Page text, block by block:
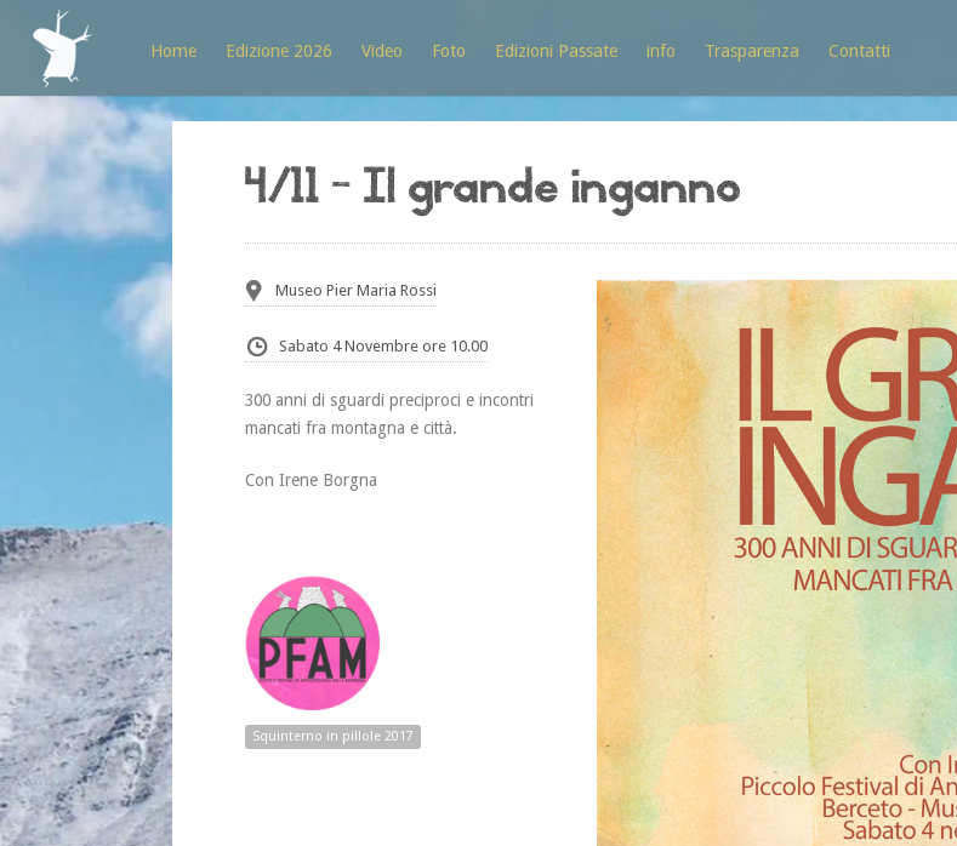
Home Edizione 2026 Video Foto Edizioni Passate info Trasparenza Contatti
4/11 – Il grande inganno
Museo Pier Maria Rossi
Sabato 4 Novembre ore 10.00
300 anni di sguardi preciproci e incontri
mancati fra montagna e città.
Con Irene Borgna
Squinterno in pillole 2017